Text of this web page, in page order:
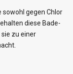
sowohl gegen Chlor
diese Bade-
zu einer